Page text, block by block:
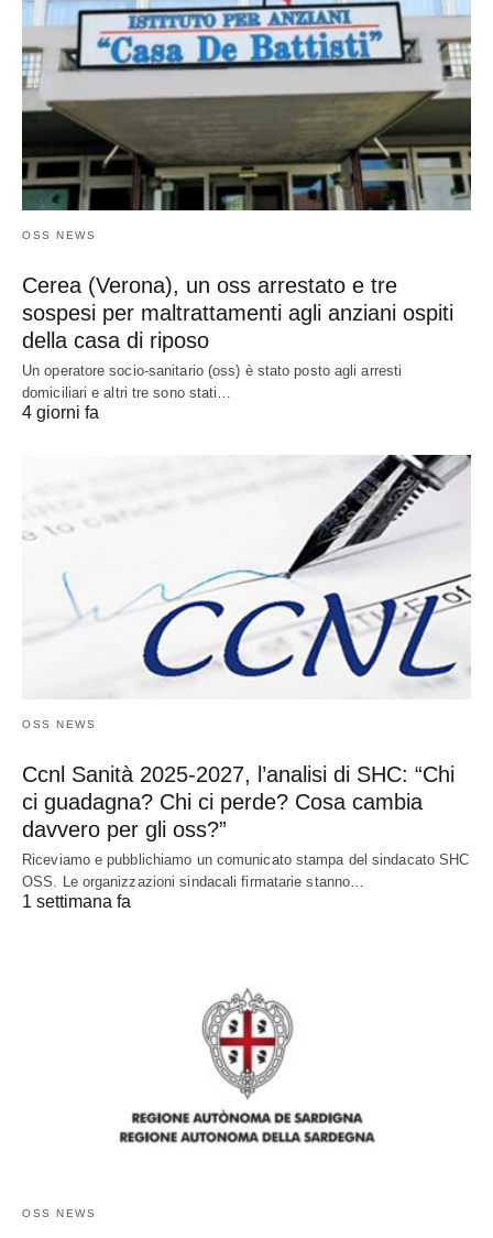
OSS NEWS
Cerea (Verona), un oss arrestato e tre
sospesi per maltrattamenti agli anziani ospiti
della casa di riposo
Un operatore socio-sanitario (oss) è stato posto agli arresti
domiciliari e altri tre sono stati…
4 giorni fa
OSS NEWS
Ccnl Sanità 2025-2027, l’analisi di SHC: “Chi
ci guadagna? Chi ci perde? Cosa cambia
davvero per gli oss?”
Riceviamo e pubblichiamo un comunicato stampa del sindacato SHC
OSS. Le organizzazioni sindacali firmatarie stanno…
1 settimana fa
OSS NEWS